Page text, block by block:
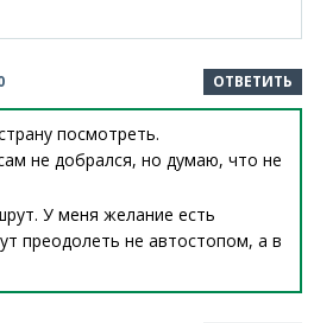
ОТВЕТИТЬ
посмотреть.
не добрался, но думаю, что не
У меня желание есть
преодолеть не автостопом, а в